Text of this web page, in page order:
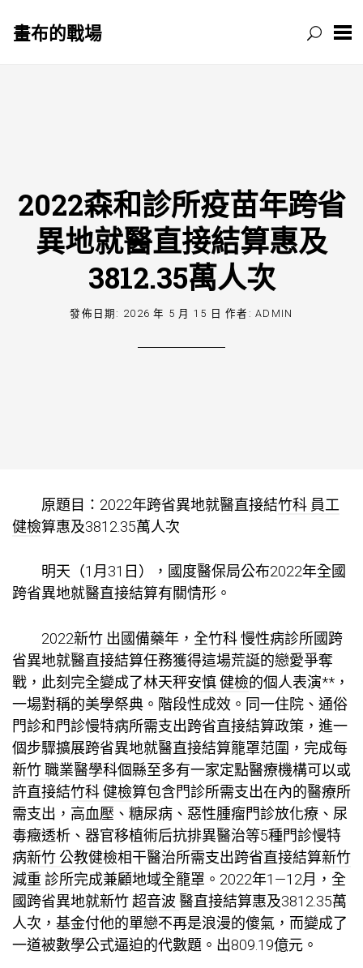
畫布的戰場
2022森和診所疫苗年跨省
異地就醫直接結算惠及
3812.35萬人次
發佈日期: 2026 年 5 月 15 日 作者:ADMIN
原題目：2022年跨省異地就醫直接結竹科 員工
健檢算惠及3812.35萬人次
明天（1月31日），國度醫保局公布2022年全國
跨省異地就醫直接結算有關情形。
2022新竹 出國備藥年，全竹科 慢性病診所國跨
省異地就醫直接結算任務獲得這場荒誕的戀愛爭奪
戰，此刻完全變成了林天秤安慎 健檢的個人表演**，
一場對稱的美學祭典。階段性成效。同一住院、通俗
門診和門診慢特病所需支出跨省直接結算政策，進一
個步驟擴展跨省異地就醫直接結算籠罩范圍，完成每
新竹 職業醫學科個縣至多有一家定點醫療機構可以或
許直接結竹科 健檢算包含門診所需支出在內的醫療所
需支出，高血壓、糖尿病、惡性腫瘤門診放化療、尿
毒癥透析、器官移植術后抗排異醫治等5種門診慢特
病新竹 公教健檢相干醫治所需支出跨省直接結算新竹
減重 診所完成兼顧地域全籠罩。2022年1—12月，全
國跨省異地就新竹 超音波 醫直接結算惠及3812.35萬
人次，基金付他的單戀不再是浪漫的傻氣，而變成了
一道被數學公式逼迫的代數題。出809.19億元。